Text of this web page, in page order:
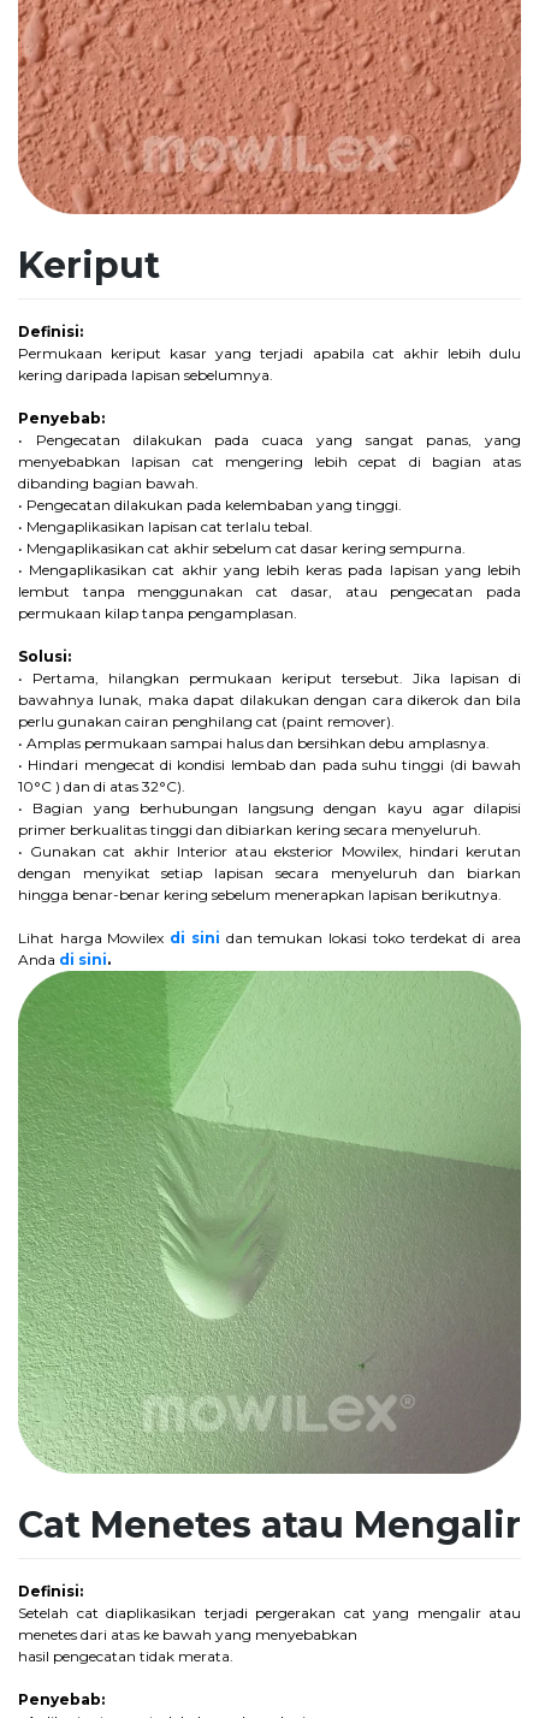
Keriput
Definisi:
Permukaan keriput kasar yang terjadi apabila cat akhir lebih dulu
kering daripada lapisan sebelumnya.
Penyebab:
• Pengecatan dilakukan pada cuaca yang sangat panas, yang
menyebabkan lapisan cat mengering lebih cepat di bagian atas
dibanding bagian bawah.
• Pengecatan dilakukan pada kelembaban yang tinggi.
• Mengaplikasikan lapisan cat terlalu tebal.
• Mengaplikasikan cat akhir sebelum cat dasar kering sempurna.
• Mengaplikasikan cat akhir yang lebih keras pada lapisan yang lebih
lembut tanpa menggunakan cat dasar, atau pengecatan pada
permukaan kilap tanpa pengamplasan.
Solusi:
• Pertama, hilangkan permukaan keriput tersebut. Jika lapisan di
bawahnya lunak, maka dapat dilakukan dengan cara dikerok dan bila
perlu gunakan cairan penghilang cat (paint remover).
• Amplas permukaan sampai halus dan bersihkan debu amplasnya.
• Hindari mengecat di kondisi lembab dan pada suhu tinggi (di bawah
10°C ) dan di atas 32°C).
• Bagian yang berhubungan langsung dengan kayu agar dilapisi
primer berkualitas tinggi dan dibiarkan kering secara menyeluruh.
• Gunakan cat akhir Interior atau eksterior Mowilex, hindari kerutan
dengan menyikat setiap lapisan secara menyeluruh dan biarkan
hingga benar-benar kering sebelum menerapkan lapisan berikutnya.
Lihat harga Mowilex di sini dan temukan lokasi toko terdekat di area
Anda di sini.
Cat Menetes atau Mengalir
Definisi:
Setelah cat diaplikasikan terjadi pergerakan cat yang mengalir atau
menetes dari atas ke bawah yang menyebabkan
hasil pengecatan tidak merata.
Penyebab: